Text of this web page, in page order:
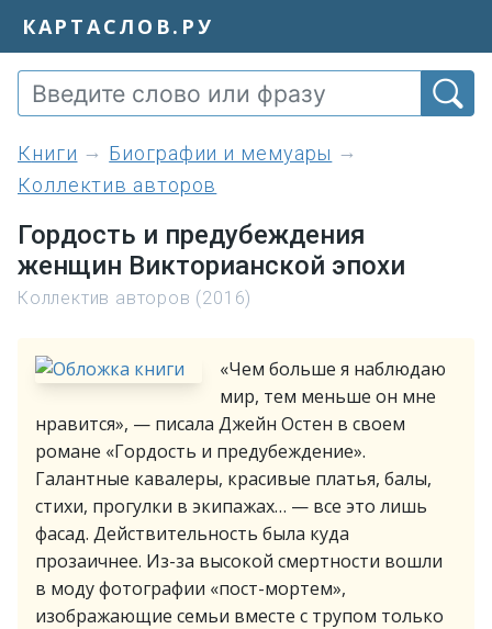
КАРТАСЛОВ.РУ
книги
Биографии и мемуары
Коллектив авторов
Гордость и предубеждения
женщин Викторианской эпохи
Коллектив авторов (2016)
«Чем больше я наблюдаю
мир, тем меньше он мне
нравится», — писала Джейн Остен в своем
романе «Гордость и предубеждение».
Галантные кавалеры, красивые платья, балы,
стихи, прогулки в экипажах… — все это лишь
фасад. Действительность была куда
прозаичнее. Из-за высокой смертности вошли
в моду фотографии «пост-мортем»,
изображающие семьи вместе с трупом только